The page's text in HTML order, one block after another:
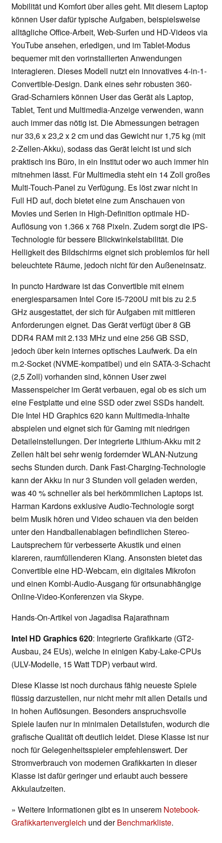
Mobilität und Komfort über alles geht. Mit diesem Laptop
können User dafür typische Aufgaben, beispielsweise
alltägliche Office-Arbeit, Web-Surfen und HD-Videos via
YouTube ansehen, erledigen, und im Tablet-Modus
bequemer mit den vorinstallierten Anwendungen
interagieren. Dieses Modell nutzt ein innovatives 4-in-1-
Convertible-Design. Dank eines sehr robusten 360-
Grad-Scharniers können User das Gerät als Laptop,
Tablet, Tent und Multimedia-Anzeige verwenden, wann
auch immer das nötig ist. Die Abmessungen betragen
nur 33,6 x 23,2 x 2 cm und das Gewicht nur 1,75 kg (mit
2-Zellen-Akku), sodass das Gerät leicht ist und sich
praktisch ins Büro, in ein Institut oder wo auch immer hin
mitnehmen lässt. Für Multimedia steht ein 14 Zoll großes
Multi-Touch-Panel zu Verfügung. Es löst zwar nicht in
Full HD auf, doch bietet eine zum Anschauen von
Movies und Serien in High-Definition optimale HD-
Auflösung von 1.366 x 768 Pixeln. Zudem sorgt die IPS-
Technologie für bessere Blickwinkelstabilität. Die
Helligkeit des Bildschirms eignet sich problemlos für hell
beleuchtete Räume, jedoch nicht für den Außeneinsatz.
In puncto Hardware ist das Convertible mit einem
energiesparsamen Intel Core i5-7200U mit bis zu 2.5
GHz ausgestattet, der sich für Aufgaben mit mittleren
Anforderungen eignet. Das Gerät verfügt über 8 GB
DDR4 RAM mit 2.133 MHz und eine 256 GB SSD,
jedoch über kein internes optisches Laufwerk. Da ein
m.2-Socket (NVME-kompatibel) und ein SATA-3-Schacht
(2,5 Zoll) vorhanden sind, können User zwei
Massenspeicher im Gerät verbauen, egal ob es sich um
eine Festplatte und eine SSD oder zwei SSDs handelt.
Die Intel HD Graphics 620 kann Multimedia-Inhalte
abspielen und eignet sich für Gaming mit niedrigen
Detaileinstellungen. Der integrierte Lithium-Akku mit 2
Zellen hält bei sehr wenig fordernder WLAN-Nutzung
sechs Stunden durch. Dank Fast-Charging-Technologie
kann der Akku in nur 3 Stunden voll geladen werden,
was 40 % schneller als bei herkömmlichen Laptops ist.
Harman Kardons exklusive Audio-Technologie sorgt
beim Musik hören und Video schauen via den beiden
unter den Handballenablagen befindlichen Stereo-
Lautsprechern für verbesserte Akustik und einen
klareren, raumfüllenderen Klang. Ansonsten bietet das
Convertible eine HD-Webcam, ein digitales Mikrofon
und einen Kombi-Audio-Ausgang für ortsunabhängige
Online-Video-Konferenzen via Skype.
Hands-On-Artikel von Jagadisa Rajarathnam
Intel HD Graphics 620: Integrierte Grafikkarte (GT2-
Ausbau, 24 EUs), welche in einigen Kaby-Lake-CPUs
(ULV-Modelle, 15 Watt TDP) verbaut wird.
Diese Klasse ist noch durchaus fähig neueste Spiele
flüssig darzustellen, nur nicht mehr mit allen Details und
in hohen Auflösungen. Besonders anspruchsvolle
Spiele laufen nur in minimalen Detailstufen, wodurch die
grafische Qualität oft deutlich leidet. Diese Klasse ist nur
noch für Gelegenheitsspieler empfehlenswert. Der
Stromverbrauch von modernen Grafikkarten in dieser
Klasse ist dafür geringer und erlaubt auch bessere
Akkulaufzeiten.
» Weitere Informationen gibt es in unserem Notebook-
Grafikkartenvergleich und derBenchmarkliste.